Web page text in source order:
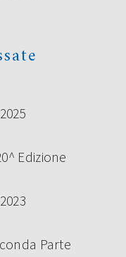
Edizione
Parte